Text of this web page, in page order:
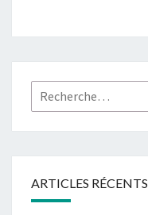
Rechercher :
ARTICLES RÉCENTS